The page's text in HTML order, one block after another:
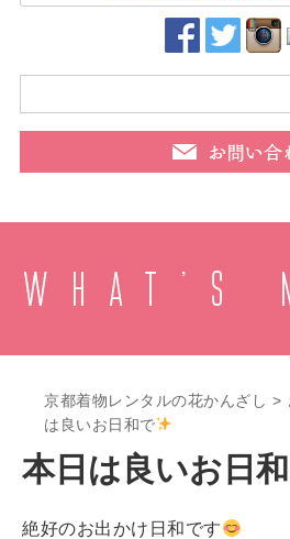
京都着物レンタルの花かんざし >
は良いお日和で
本日は良いお日
絶好のお出かけ日和です